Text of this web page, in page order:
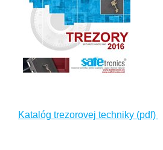
Katalóg trezorovej techniky (pdf)